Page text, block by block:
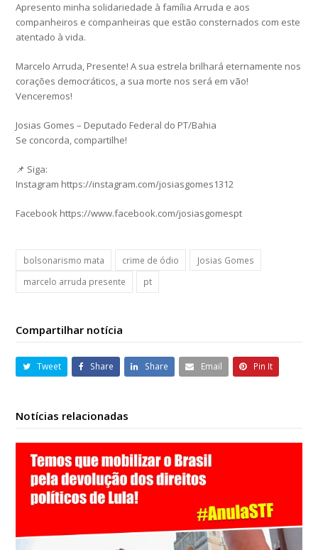
Apresento minha solidariedade à família Arruda e aos
companheiros e companheiras que estão consternados com este
atentado à vida.
Marcelo Arruda, Presente! A sua estrela brilhará eternamente nos
corações democráticos, a sua morte nos será em vão!
Venceremos!
Josias Gomes – Deputado Federal do PT/Bahia
Se concorda, compartilhe!
📌 Siga:
Instagram https://instagram.com/josiasgomes1312
Facebook https://www.facebook.com/josiasgomespt
bolsonarismo mata crime de ódio
Josias Gomes
marcelo arruda presente
pt
Compartilhar notícia
Tweet Share Share Email Pin It
Notícias relacionadas